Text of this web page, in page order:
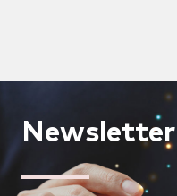
Newsletter